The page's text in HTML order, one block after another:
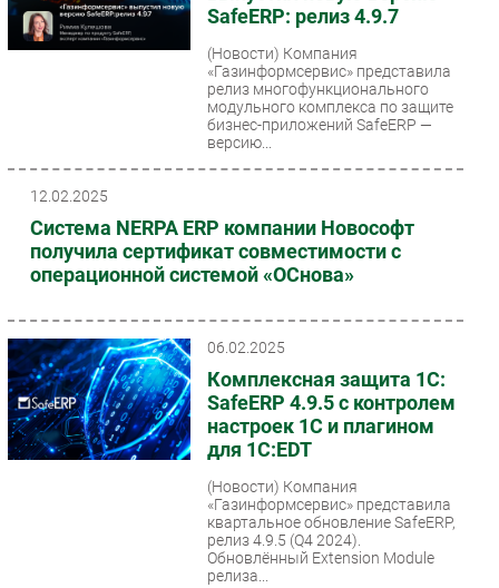
Проекты
IT класс
SafeERP: релиз 4.9.7
(Новости) Компания
«Газинформсервис» представила
релиз многофункционального
модульного комплекса по защите
бизнес-приложений SafeERP —
версию...
12.02.2025
Система NERPA ERP компании Новософт
получила сертификат совместимости с
операционной системой «ОСнова»
06.02.2025
Комплексная защита 1С:
SafeERP 4.9.5 с контролем
настроек 1С и плагином
для 1C:EDT
(Новости) Компания
«Газинформсервис» представила
квартальное обновление SafeERP,
релиз 4.9.5 (Q4 2024).
Обновлённый Extension Module
релиза...